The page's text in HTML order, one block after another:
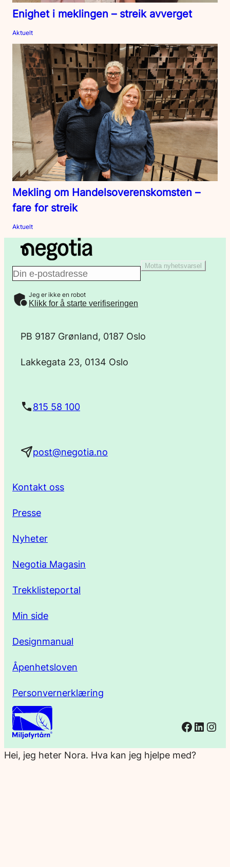
Enighet i meklingen – streik avverget
Aktuelt
Mekling om Handelsoverenskomsten –
fare for streik
Aktuelt
E
-
Motta nyhetsvarsel
Jeg er ikke en robot
Klikk for å starte verifiseringen
PB 9187 Grønland, 0187 Oslo
Lakkegata 23, 0134 Oslo
815 58 100
post@negotia.no
Kontakt oss
Presse
Nyheter
Negotia Magasin
Trekklisteportal
Min side
Designmanual
Åpenhetsloven
Personvernerklæring
Hei, jeg heter Nora. Hva kan jeg hjelpe med?